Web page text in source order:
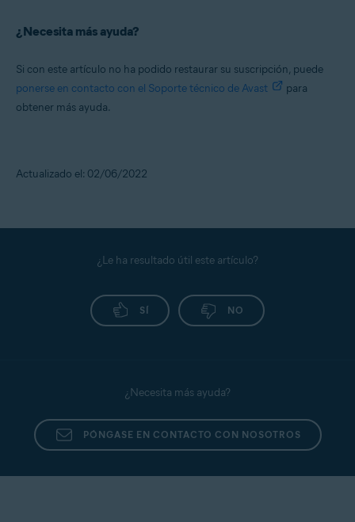
¿Necesita más ayuda?
Si con este artículo no ha podido restaurar su suscripción, puede
ponerse en contacto con el Soporte técnico de Avast
para
obtener más ayuda.
Actualizado el: 02/06/2022
¿Le ha resultado útil este artículo?
SÍ NO
¿Necesita más ayuda?
PÓNGASE EN CONTACTO CON NOSOTROS